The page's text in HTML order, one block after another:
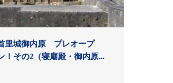
里城御内原 プレオープ
！その2（寝廟殿・御内原...